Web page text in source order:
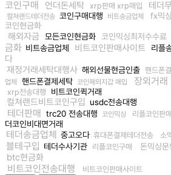
코인구매
언더돈세탁 xrp판매 xrp매입 테더
컬쳐랜드테더전송 코인구매대행 비트송금업체 fx믹
코인현금화
해외자금 모든코인현금화 코인믹싱최저수수료
금화 비트송금업체 비트코인판매사이트 리플
다
재정거래세탁대행사 해외선물현금인출 핸드폰
업체
핸드폰결제세탁 코인해외지갑 매입 장외거래
xrp전송대행
비트코인퀵거래
컬쳐랜드비트코인구입 usdc전송대행
테더판매 trc20 전송대행 코인믹싱 리플코인판매
더코인비대면거래
테더송금업체 중고오다 휴대폰결제테더전송 소
블테구입 테더수사기관 리플코인구매 돈믹싱문
btc현금화
비트코인전송대행
비트코인판매사이트